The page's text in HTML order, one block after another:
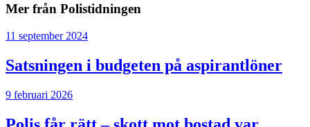
Mer från Polistidningen
11 september 2024
Satsningen i budgeten på aspirantlöner
9 februari 2026